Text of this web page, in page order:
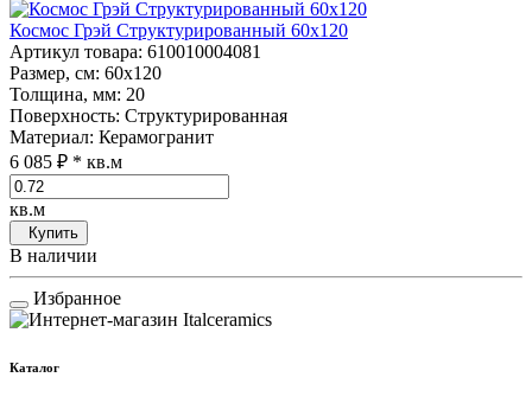
Космос Грэй Структурированный 60x120
Артикул товара: 610010004081
Размер, см: 60x120
Толщина, мм: 20
Поверхность: Структурированная
Материал: Керамогранит
6 085 ₽ * кв.м
кв.м
Купить
В наличии
Избранное
Каталог